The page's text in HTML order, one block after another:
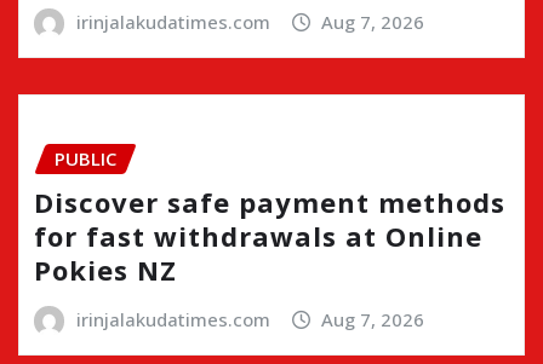
irinjalakudatimes.com Aug 7, 2026
PUBLIC
Discover safe payment methods
for fast withdrawals at Online
Pokies NZ
irinjalakudatimes.com Aug 7, 2026